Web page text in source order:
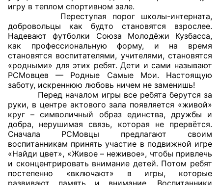
Общественные советы при территориальных
органах федеральных органов
исполнительной власти
Общественные советы по проведению
независимой оценки качества условий
оказания услуг
О Палате
Структура Палаты
Комиссии
Экспертный совет ОП КО
Совет ОП КО
игру в теплом спортивном зале.
Переступая порог школы-интерната,
добровольцы как будто становятся взрослее.
Надевают футболки Союза Молодёжи Кузбасса,
как профессиональную форму, и на время
становятся воспитателями, учителями, становятся
«родными» для этих ребят. Дети и сами называют
РСМовцев — Родные Самые Мои. Настоящую
заботу, искреннюю любовь ничем не заменишь!
Перед началом игры все ребята берутся за
руки, в центре актового зала появляется «живой»
круг – символичный образ единства, дружбы и
добра, нерушимая связь, которая не прервётся.
Сначала РСМовцы предлагают своим
воспитанникам принять участие в подвижной игре
«Найди цвет», «Живое – неживое», чтобы привлечь
и сконцентрировать внимание детей. Потом ребят
постепенно «включают» в игры, которые
развивают память и внимание. Воспитанники